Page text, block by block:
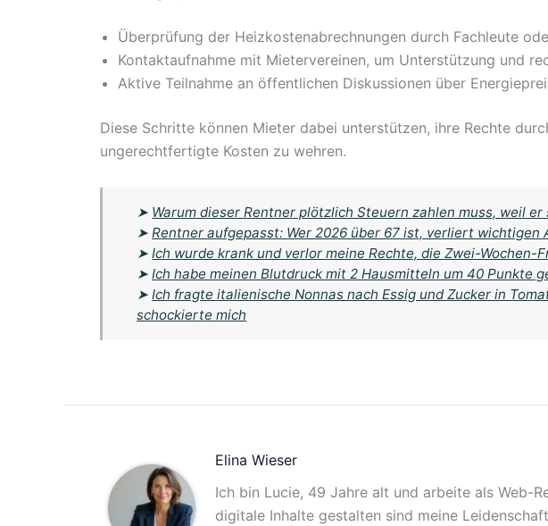
Überprüfung der Heizkostenabrechnungen durch Fachleute
Kontaktaufnahme mit Mietervereinen, um Unterstützung und
Aktive Teilnahme an öffentlichen Diskussionen über
Diese Schritte können Mieter dabei unterstützen, ihre Rechte
ungerechtfertigte Kosten zu wehren.
➤ Warum dieser Rentner plötzlich Steuern zahlen muss, weil
➤Rentner aufgepasst: Wer 2026 über 67 ist, verliert wichtigen
➤Ich wurde krank und verlor meine Rechte, die Zwei-Wochen-
➤Ich habe meinen Blutdruck mit 2 Hausmitteln um 40 Punkte
➤Ich fragte italienische Nonnas nach Essig und Zucker in
schockierte mich
Elina Wieser
Ich bin Lucie, 49 Jahre alt und arbeite als Web-
digitale Inhalte gestalten sind meine